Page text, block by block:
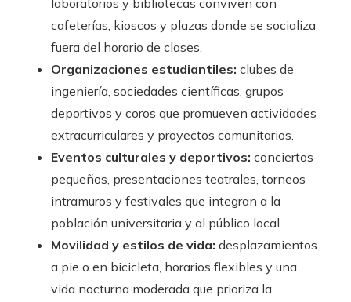
laboratorios y bibliotecas conviven con
cafeterías, kioscos y plazas donde se socializa
fuera del horario de clases.
Organizaciones estudiantiles: clubes de
ingeniería, sociedades científicas, grupos
deportivos y coros que promueven actividades
extracurriculares y proyectos comunitarios.
Eventos culturales y deportivos: conciertos
pequeños, presentaciones teatrales, torneos
intramuros y festivales que integran a la
población universitaria y al público local.
Movilidad y estilos de vida: desplazamientos
a pie o en bicicleta, horarios flexibles y una
vida nocturna moderada que prioriza la